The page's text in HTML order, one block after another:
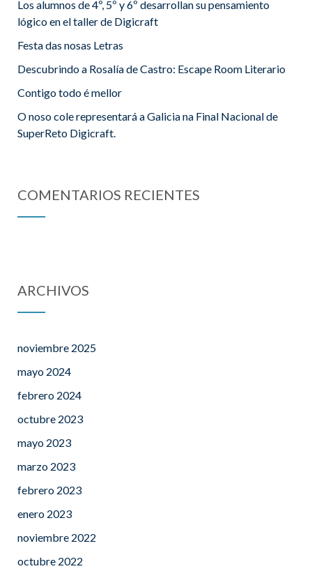
Los alumnos de 4º, 5º y 6º desarrollan su pensamiento
lógico en el taller de Digicraft
Festa das nosas Letras
Descubrindo a Rosalía de Castro: Escape Room Literario
Contigo todo é mellor
O noso cole representará a Galicia na Final Nacional de
SuperReto Digicraft.
COMENTARIOS RECIENTES
ARCHIVOS
noviembre 2025
mayo 2024
febrero 2024
octubre 2023
mayo 2023
marzo 2023
febrero 2023
enero 2023
noviembre 2022
octubre 2022